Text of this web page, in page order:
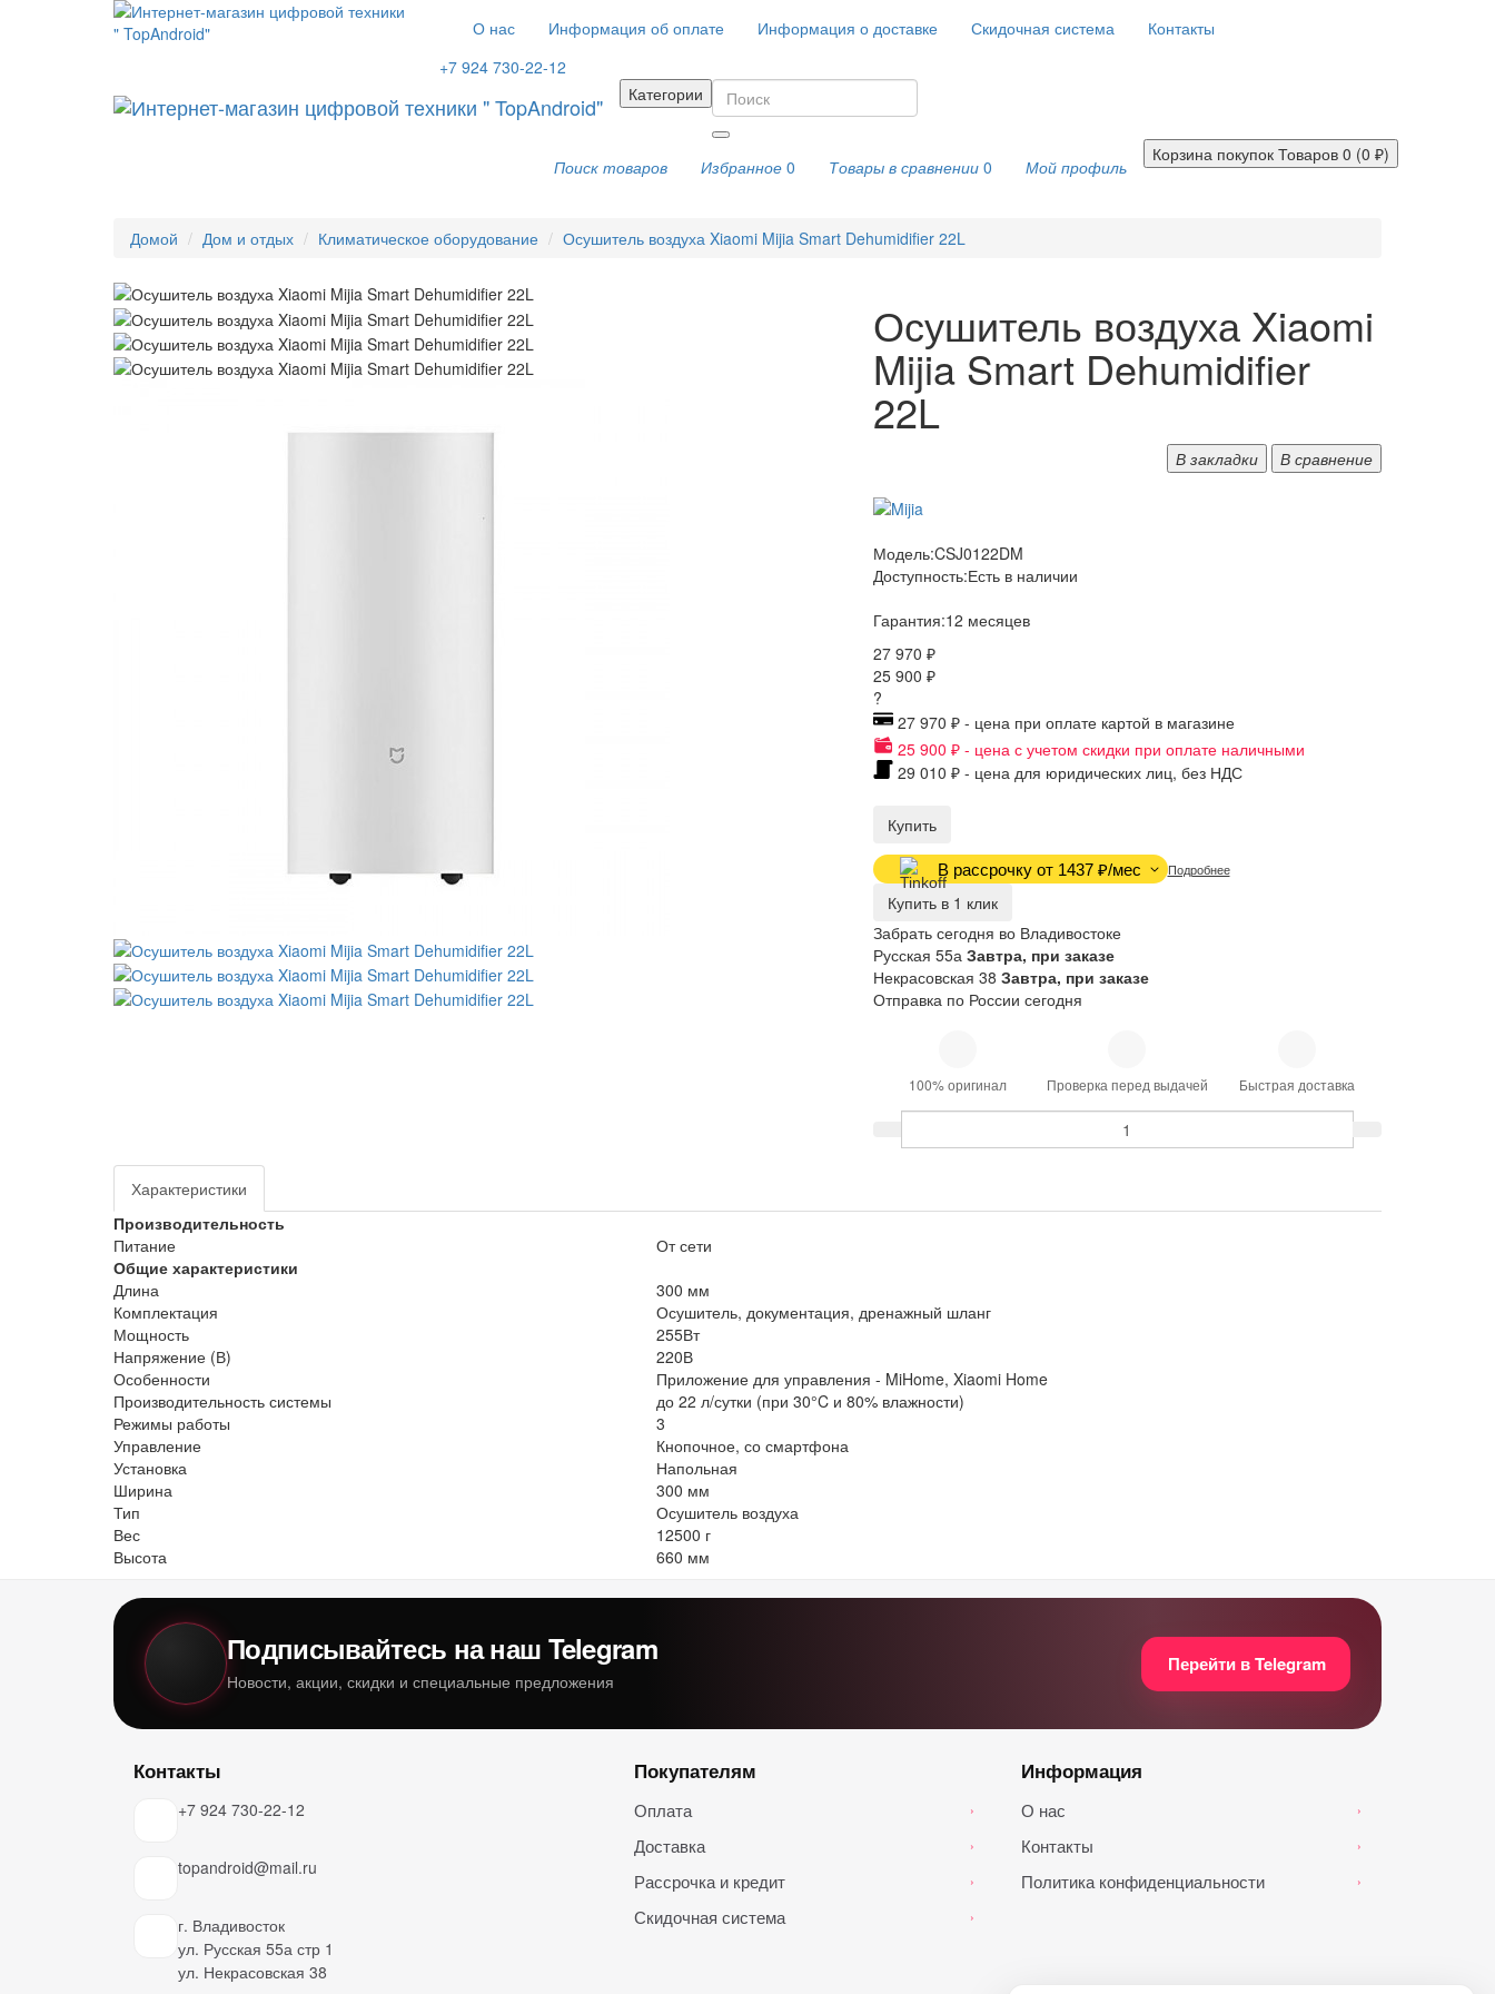
О нас Информация об оплате Информация о доставке Скидочная система
Контакты
+7 924 730-22-12
Категории
Поиск товаров Избранное 0 Товары в сравнении 0 Мой профиль
Корзина покупок Товаров 0 (0 ₽)
Домой Дом и отдых Климатическое оборудование Осушитель воздуха Xiaomi Mijia Smart Dehumidifier 22L
Осушитель воздуха Xiaomi
Mijia Smart Dehumidifier
22L
В закладки В сравнение
Модель:CSJ0122DM
Доступность:Есть в наличии
Гарантия:12 месяцев
27 970 ₽
25 900 ₽
?
27 970 ₽ - цена при оплате картой в магазине
25 900 ₽ - цена с учетом скидки при оплате наличными
29 010 ₽ - цена для юридических лиц, без НДС
Купить
В рассрочку от 1437 ₽/мес Подробнее
Купить в 1 клик
Забрать сегодня во Владивостоке
Русская 55а Завтра, при заказе
Некрасовская 38 Завтра, при заказе
Отправка по России сегодня
100% оригинал Проверка перед выдачей Быстрая доставка
Характеристики
Производительность
Питание
От сети
Общие характеристики
Длина
300 мм
Комплектация
Осушитель, документация, дренажный шланг
Мощность
255Вт
Напряжение (В)
220В
Особенности
Приложение для управления - MiHome, Xiaomi Home
Производительность системы
до 22 л/сутки (при 30°C и 80% влажности)
Режимы работы
3
Управление
Кнопочное, со смартфона
Установка
Напольная
Ширина
300 мм
Тип
Осушитель воздуха
Вес
12500 г
Высота
660 мм
Подписывайтесь на наш Telegram
Новости, акции, скидки и специальные предложения
Перейти в Telegram
Контакты
+7 924 730-22-12
topandroid@mail.ru
г. Владивосток
ул. Русская 55а стр 1
ул. Некрасовская 38
Покупателям
Оплата ›
Доставка ›
Рассрочка и кредит ›
Скидочная система ›
Информация
О нас ›
Контакты ›
Политика конфиденциальности ›